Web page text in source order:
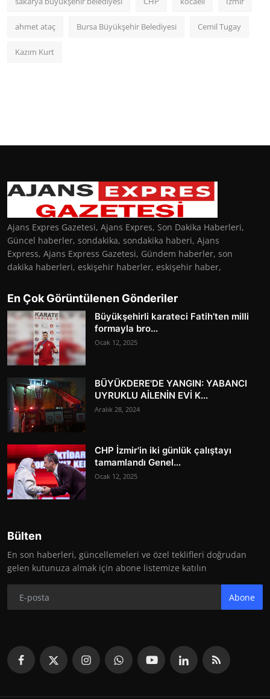
ahmet ataç Bursa Büyükşehir Belediyesi Cemil Tugay
Kazım Kurt
Ajans Expres Gazetesi, Ajans Expres, Son Dakika Haberleri,
Güncel haberler, sondakika, sondakika haberi, Ajans
Express, Ajans Express Gazetesi, Gündem haberler, son
dakika haberleri, eskişehir haberler, eskişehir haber,
En Çok Görüntülenen Gönderiler
Büyükşehirli karateci Fatih’ten milli
formayla bro...
Ocak 12, 2025
BÜYÜKDERE'DE YANGIN: YABANCI
UYRUKLU AİLENİN EVİ K...
Aralık 28, 2024
CHP İzmir'in iki günlük çalıştayı
tamamlandı Genel...
Ocak 12, 2025
Bülten
En son haberleri, güncellemeleri ve özel teklifleri doğrudan
gelen kutunuza almak için abone listemize katılın
Abone